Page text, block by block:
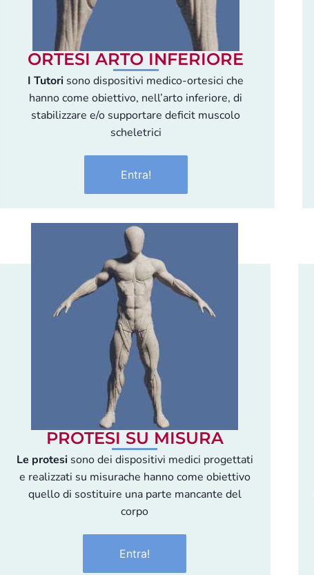
ORTESI ARTO INFERIORE
I Tutori sono dispositivi medico-ortesici che
hanno come obiettivo, nell’arto inferiore, di
stabilizzare e/o supportare deficit muscolo
scheletrici
Entra!
PROTESI SU MISURA
Le protesisono dei dispositivi medici progettati
e realizzati su misurache hanno come obiettivo
quello di sostituire una parte mancante del
corpo
Entra!